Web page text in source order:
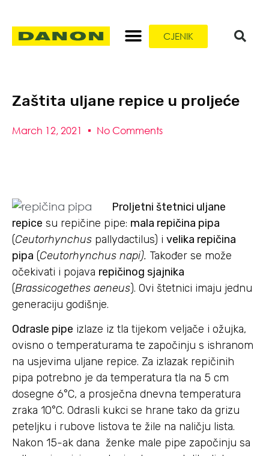
CJENIK
Zaštita uljane repice u proljeće
March 12, 2021 No Comments
Proljetni štetnici uljane
repice su repičine pipe: mala repičina pipa
(Ceutorhynchus pallydactilus) i velika repičina
pipa (Ceutorhynchus napi). Također se može
očekivati i pojava repičinog sjajnika
(Brassicogethes aeneus). Ovi štetnici imaju jednu
generaciju godišnje.
Odrasle pipe izlaze iz tla tijekom veljače i ožujka,
ovisno o temperaturama te započinju s ishranom
na usjevima uljane repice. Za izlazak repičinih
pipa potrebno je da temperatura tla na 5 cm
dosegne 6°C, a prosječna dnevna temperatura
zraka 10°C. Odrasli kukci se hrane tako da grizu
peteljku i rubove listova te žile na naličju lista.
Nakon 15-ak dana ženke male pipe započinju sa